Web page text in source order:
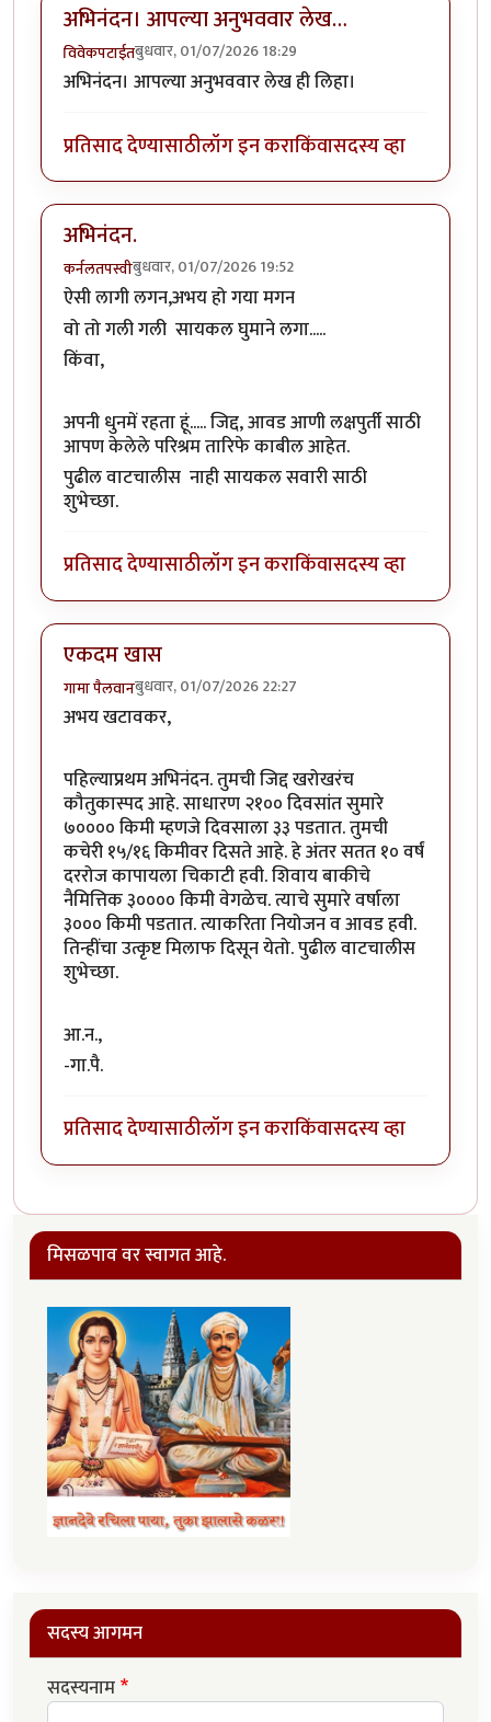
अभिनंदन। आपल्या अनुभववार लेख…
विवेकपटाईतबुधवार, 01/07/2026 18:29
अभिनंदन। आपल्या अनुभववार लेख ही लिहा।
प्रतिसाद देण्यासाठीलॉग इन कराकिंवासदस्य व्हा
अभिनंदन.
कर्नलतपस्वीबुधवार, 01/07/2026 19:52
ऐसी लागी लगन,अभय हो गया मगन
वो तो गली गली सायकल घुमाने लगा.....
किंवा,
अपनी धुनमें रहता हूं..... जिद्द, आवड आणी लक्षपुर्ती साठी
आपण केलेले परिश्रम तारिफे काबील आहेत.
पुढील वाटचालीस नाही सायकल सवारी साठी
शुभेच्छा.
प्रतिसाद देण्यासाठीलॉग इन कराकिंवासदस्य व्हा
एकदम खास
गामा पैलवानबुधवार, 01/07/2026 22:27
अभय खटावकर,
पहिल्याप्रथम अभिनंदन. तुमची जिद्द खरोखरंच
कौतुकास्पद आहे. साधारण २१०० दिवसांत सुमारे
७०००० किमी म्हणजे दिवसाला ३३ पडतात. तुमची
कचेरी १५/१६ किमीवर दिसते आहे. हे अंतर सतत १० वर्षं
दररोज कापायला चिकाटी हवी. शिवाय बाकीचे
नैमित्तिक ३०००० किमी वेगळेच. त्याचे सुमारे वर्षाला
३००० किमी पडतात. त्याकरिता नियोजन व आवड हवी.
तिन्हींचा उत्कृष्ट मिलाफ दिसून येतो. पुढील वाटचालीस
शुभेच्छा.
आ.न.,
-गा.पै.
प्रतिसाद देण्यासाठीलॉग इन कराकिंवासदस्य व्हा
मिसळपाव वर स्वागत आहे.
सदस्य आगमन
सदस्यनाम